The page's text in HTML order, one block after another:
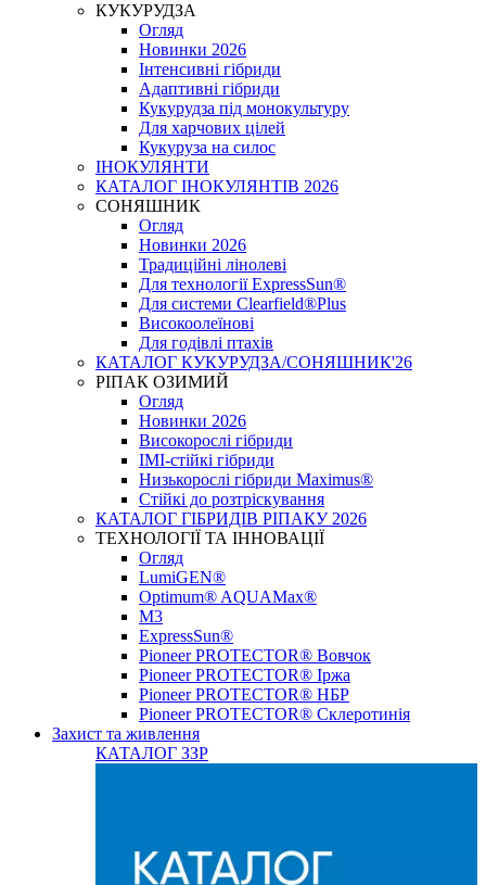
КУКУРУДЗА
Огляд
Новинки 2026
Інтенсивні гібриди
Адаптивні гібриди
Кукурудза під монокультуру
Для харчових цілей
Кукуруза на силос
ІНОКУЛЯНТИ
КАТАЛОГ ІНОКУЛЯНТІВ 2026
СОНЯШНИК
Огляд
Новинки 2026
Традиційні лінолеві
Для технології ExpressSun®
Для системи Clearfield®Plus
Високоолеїнові
Для годівлі птахів
КАТАЛОГ КУКУРУДЗА/СОНЯШНИК'26
РІПАК ОЗИМИЙ
Огляд
Новинки 2026
Високорослі гібриди
IMI-стійкі гібриди
Низькорослі гібриди Maximus®
Стійкі до розтріскування
КАТАЛОГ ГІБРИДІВ РІПАКУ 2026
ТЕХНОЛОГІЇ ТА ІННОВАЦІЇ
Огляд
LumiGEN®
Optimum® AQUAMax®
М3
ExpressSun®
Pioneer PROTECTOR® Вовчок
Pioneer PROTECTOR® Іржа
Pioneer PROTECTOR® НБР
Pioneer PROTECTOR® Склеротинія
Захист та живлення
КАТАЛОГ ЗЗР